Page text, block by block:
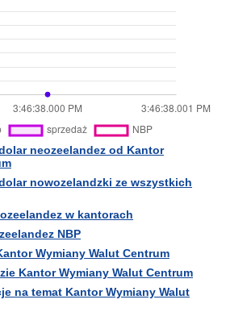
neozeelandez od Kantor
nowozelandzki ze wszystkich
w kantorach
NBP
Wymiany Walut Centrum
Kantor Wymiany Walut Centrum
na temat Kantor Wymiany Walut